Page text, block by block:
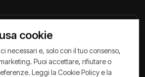
Comunicati
Policy Archivio News
cookie
necessari e, solo con il tuo consenso,
Puoi accettare, rifiutare o
Leggi la Cookie Policy e la